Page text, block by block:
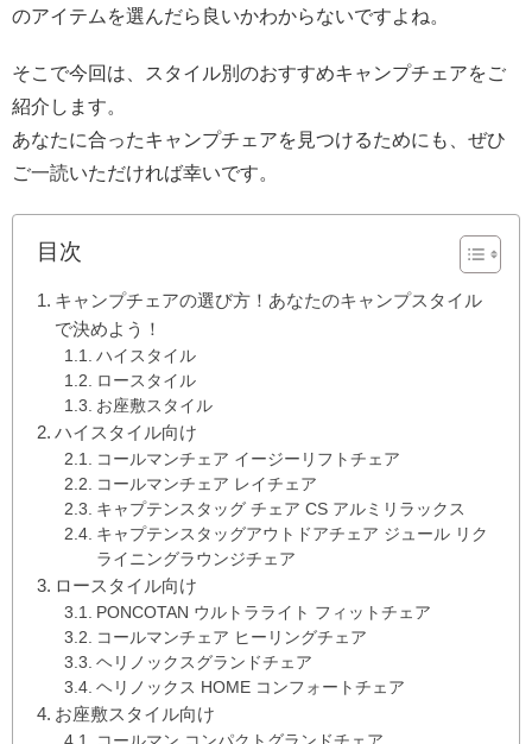
のアイテムを選んだら良いかわからないですよね。
そこで今回は、スタイル別のおすすめキャンプチェアをご
紹介します。
あなたに合ったキャンプチェアを見つけるためにも、ぜひ
ご一読いただければ幸いです。
目次
キャンプチェアの選び方！あなたのキャンプスタイル
で決めよう！
ハイスタイル
ロースタイル
お座敷スタイル
ハイスタイル向け
コールマンチェア イージーリフトチェア
コールマンチェア レイチェア
キャプテンスタッグ チェア CS アルミリラックス
キャプテンスタッグアウトドアチェア ジュール リク
ライニングラウンジチェア
ロースタイル向け
PONCOTAN ウルトラライト フィットチェア
コールマンチェア ヒーリングチェア
ヘリノックスグランドチェア
ヘリノックス HOME コンフォートチェア
お座敷スタイル向け